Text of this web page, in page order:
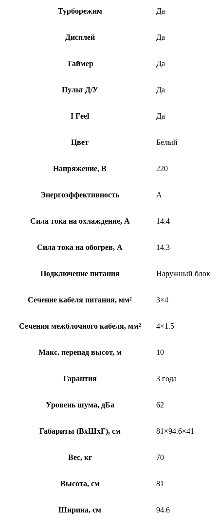
Турборежим Да
Дисплей Да
Таймер Да
Пульт Д/У Да
I Feel Да
Цвет Белый
Напряжение, В 220
Энергоэффективность A
Сила тока на охлаждение, А 14.4
Сила тока на обогрев, А 14.3
Подключение питания Наружный блок
Сечение кабеля питания, мм² 3×4
Сечения межблочного кабеля, мм² 4×1.5
Макс. перепад высот, м 10
Гарантия 3 года
Уровень шума, дБа 62
Габариты (ВхШхГ), см 81×94.6×41
Вес, кг 70
Высота, см 81
Ширина, см 94.6